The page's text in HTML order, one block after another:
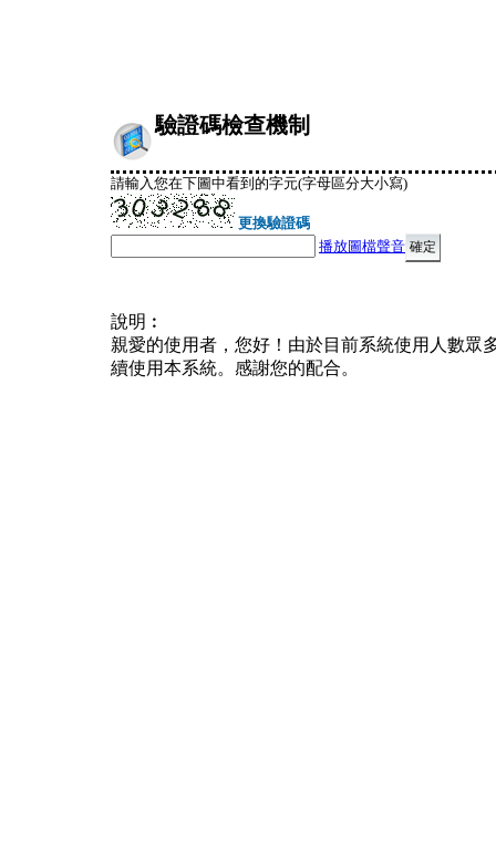
驗證碼檢查機制
請輸入您在下圖中看到的字元(字母區分大小寫)
更換驗證碼
播放圖檔聲音
說明︰
親愛的使用者，您好！由於目前系統使用人數眾
續使用本系統。感謝您的配合。